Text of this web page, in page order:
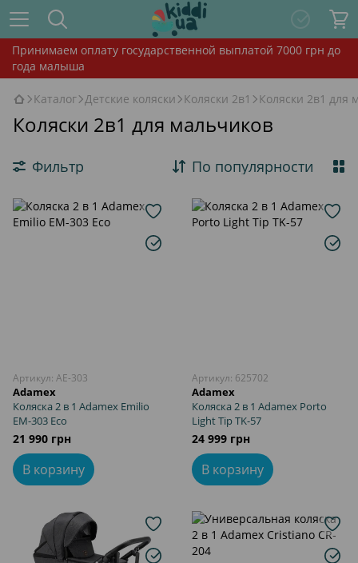
Принимаем оплату государственной выплатой 7000 грн до
года малыша
Каталог Детские коляски Коляски 2в1 Коляски 2в1 для
Коляски 2в1 для мальчиков
Фильтр По популярности
Артикул: AE-303
Adamex
Коляска 2 в 1 Adamex Emilio
EM-303 Eco
21 990 грн
В корзину
Артикул: 625702
Adamex
Коляска 2 в 1 Adamex Porto
Light Tip TK-57
24 999 грн
В корзину